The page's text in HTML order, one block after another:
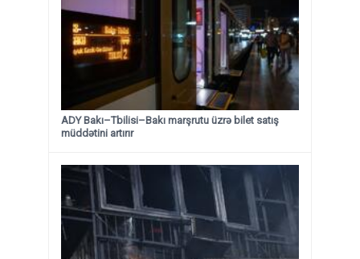
ADY Bakı–Tbilisi–Bakı marşrutu üzrə bilet satış
müddətini artırır